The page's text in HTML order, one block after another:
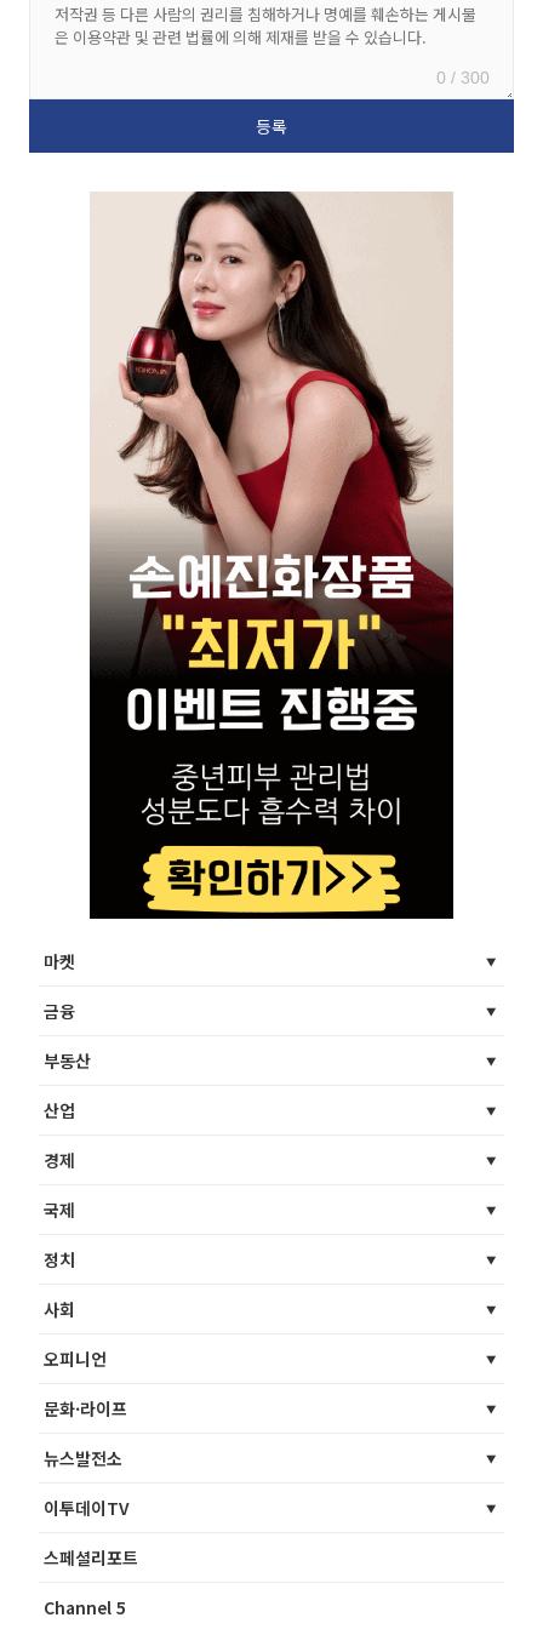
0 / 300
마켓
금융
부동산
산업
경제
국제
정치
사회
오피니언
문화·라이프
뉴스발전소
이투데이TV
스페셜리포트
Channel 5